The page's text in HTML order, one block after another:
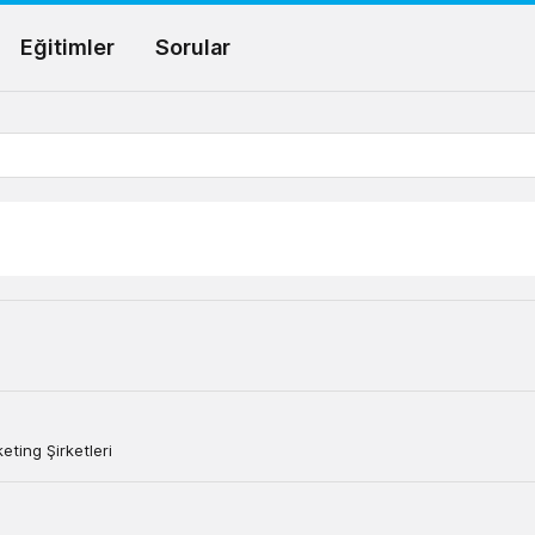
Eğitimler Sorular
Şirketleri